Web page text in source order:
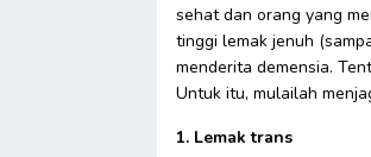
sehat dan orang yang
tinggi lemak jenuh
menderita demensia.
Untuk itu, mulailah
1. Lemak trans